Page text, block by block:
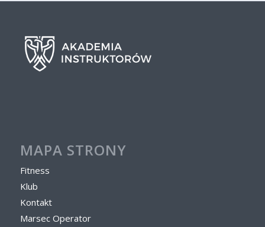
MAPA STRONY
Fitness
Klub
Kontakt
Marsec Operator